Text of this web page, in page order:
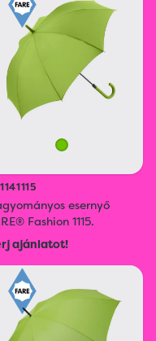
esernyő
Fashion 1115.
ajánlatot!